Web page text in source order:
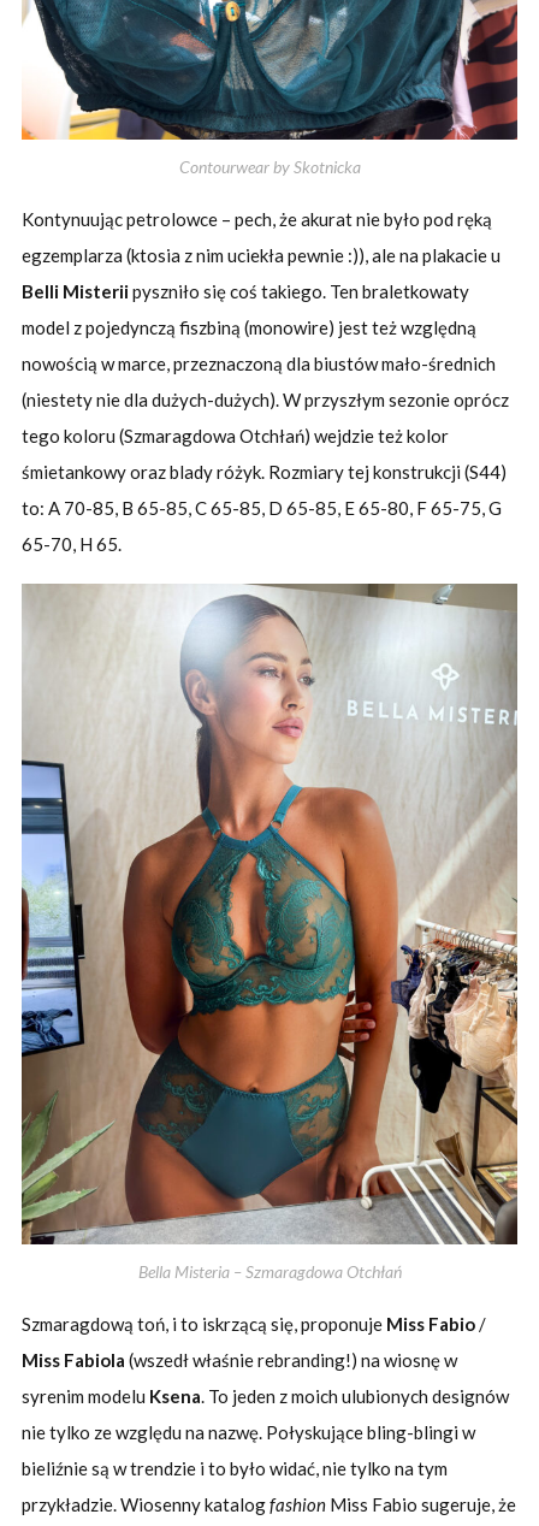
Contourwear by Skotnicka
Kontynuując petrolowce – pech, że akurat nie było pod ręką
egzemplarza (ktosia z nim uciekła pewnie :)), ale na plakacie u
Belli Misteriipyszniło się coś takiego. Ten braletkowaty
model z pojedynczą fiszbiną (monowire) jest też względną
nowością w marce, przeznaczoną dla biustów mało-średnich
(niestety nie dla dużych-dużych). W przyszłym sezonie oprócz
tego koloru (Szmaragdowa Otchłań) wejdzie też kolor
śmietankowy oraz blady różyk. Rozmiary tej konstrukcji (S44)
to: A 70-85, B 65-85, C 65-85, D 65-85, E 65-80, F 65-75, G
65-70, H 65.
Bella Misteria – Szmaragdowa Otchłań
Szmaragdową toń, i to iskrzącą się, proponuje Miss Fabio/
Miss Fabiola (wszedł właśnie rebranding!) na wiosnę w
syrenim modelu Ksena. To jeden z moich ulubionych designów
nie tylko ze względu na nazwę. Połyskujące bling-blingi w
bieliźnie są w trendzie i to było widać, nie tylko na tym
przykładzie. Wiosenny katalogfashionMiss Fabio sugeruje, że